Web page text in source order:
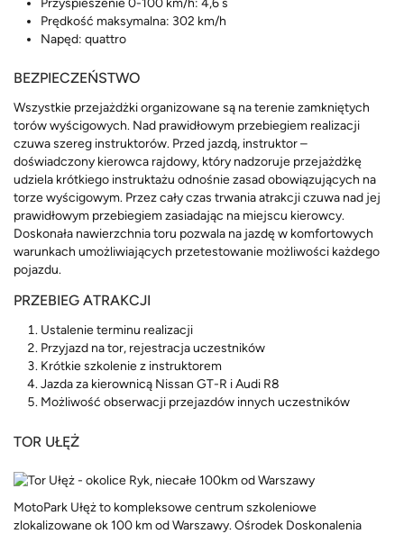
Prędkość maksymalna: 302 km/h
Napęd: quattro
BEZPIECZEŃSTWO
Wszystkie przejażdżki organizowane są na terenie zamkniętych
torów wyścigowych. Nad prawidłowym przebiegiem realizacji
czuwa szereg instruktorów. Przed jazdą, instruktor –
doświadczony kierowca rajdowy, który nadzoruje przejażdżkę
udziela krótkiego instruktażu odnośnie zasad obowiązujących na
torze wyścigowym. Przez cały czas trwania atrakcji czuwa nad jej
prawidłowym przebiegiem zasiadając na miejscu kierowcy.
Doskonała nawierzchnia toru pozwala na jazdę w komfortowych
warunkach umożliwiających przetestowanie możliwości każdego
pojazdu.
PRZEBIEG ATRAKCJI
Ustalenie terminu realizacji
Przyjazd na tor, rejestracja uczestników
Krótkie szkolenie z instruktorem
Jazda za kierownicą Nissan GT-R i Audi R8
Możliwość obserwacji przejazdów innych uczestników
TOR UŁĘŻ
MotoPark Ułęż to kompleksowe centrum szkoleniowe
zlokalizowane ok 100 km od Warszawy. Ośrodek Doskonalenia